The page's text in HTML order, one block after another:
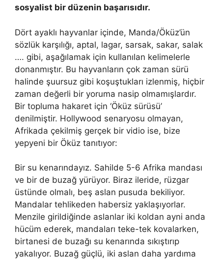
sosyalist bir düzenin başarısıdır.
Dört ayaklı hayvanlar içinde, Manda/Öküz’ün
sözlük karşılığı, aptal, lagar, sarsak, sakar, salak
…. gibi, aşağılamak için kullanılan kelimelerle
donanmıştır. Bu hayvanların çok zaman sürü
halinde şuursuz gibi koşuştukları izlenmiş, hiçbir
zaman değerli bir yoruma nasip olmamışlardır.
Bir topluma hakaret için ‘Öküz sürüsü’
denilmiştir. Hollywood senaryosu olmayan,
Afrikada çekilmiş gerçek bir vidio ise, bize
yepyeni bir Öküz tanıtıyor:
Bir su kenarındayız. Sahilde 5-6 Afrika mandası
ve bir de buzağ yürüyor. Biraz ileride, rüzgar
üstünde olmalı, beş aslan pusuda bekiliyor.
Mandalar tehlikeden habersiz yaklaşıyorlar.
Menzile girildiğinde aslanlar iki koldan ayni anda
hücüm ederek, mandaları teke-tek kovalarken,
birtanesi de buzağı su kenarında sıkıştırıp
yakalıyor. Buzağ güçlü, iki aslan daha yardıma